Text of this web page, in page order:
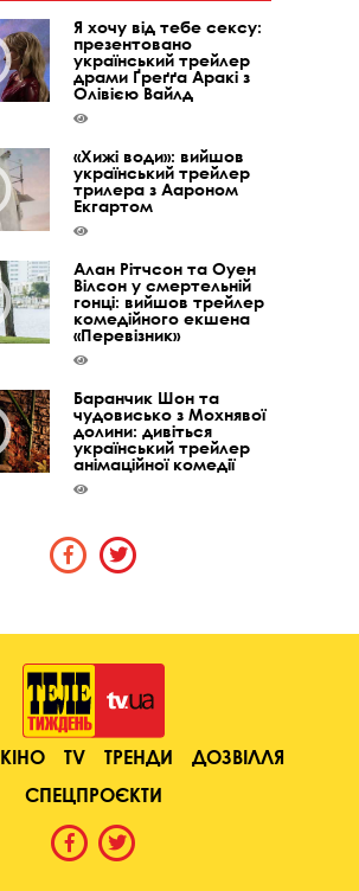
Я хочу від тебе сексу:
презентовано
український трейлер
драми Ґреґґа Аракі з
Олівією Вайлд
«Хижі води»: вийшов
український трейлер
трилера з Аароном
Екгартом
Алан Рітчсон та Оуен
Вілсон у смертельній
гонці: вийшов трейлер
комедійного екшена
«Перевізник»
Баранчик Шон та
чудовисько з Мохнявої
долини: дивіться
український трейлер
анімаційної комедії
КІНО TV ТРЕНДИ
ДОЗВІЛЛЯ
СПЕЦПРОЄКТИ